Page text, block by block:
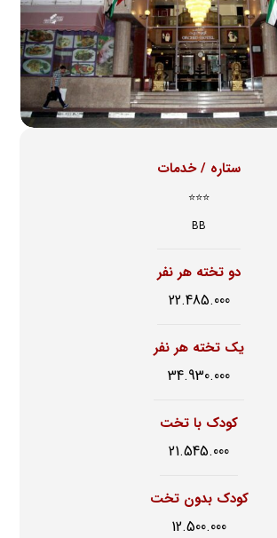
ستاره / خدمات
⭐⭐⭐
BB
دو تخته هر نفر
22.485.000
یک تخته هر نفر
34.930.000
کودک با تخت
21.545.000
کودک بدون تخت
12.500.000